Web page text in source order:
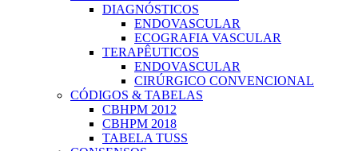
DIAGNÓSTICOS
ENDOVASCULAR
ECOGRAFIA VASCULAR
TERAPÊUTICOS
ENDOVASCULAR
CIRÚRGICO CONVENCIONAL
CÓDIGOS & TABELAS
CBHPM 2012
CBHPM 2018
TABELA TUSS